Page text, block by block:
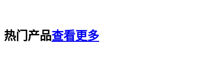
热门产品查看更多